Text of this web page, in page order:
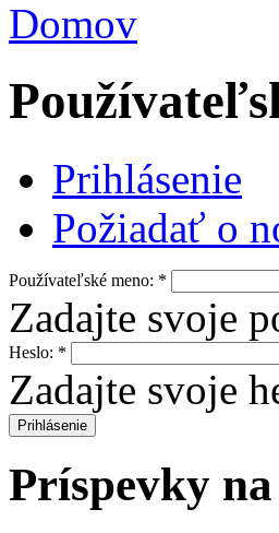
Domov
Prihlásenie
Požiadať o
Používateľské meno: *
Zadajte svoje
Heslo: *
Zadajte svoje
Príspevky